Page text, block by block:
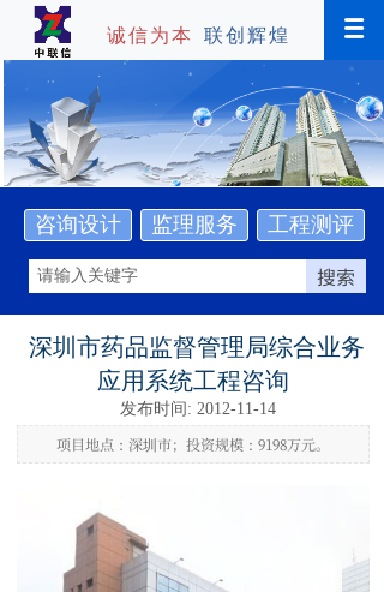
联创辉煌
诚信为本
咨询设计 监理服务 工程测评
搜索
深圳市药品监督管理局综合业务
应用系统工程咨询
发布时间: 2012-11-14
项目地点：深圳市；投资规模：9198万元。